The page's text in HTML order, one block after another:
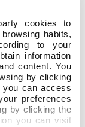
cookies to
habits,
to your
information
content. You
by clicking
you can access
preferences
by clicking the
you can visit
2022
abril
2022
marzo
2022
febrero
2022
enero